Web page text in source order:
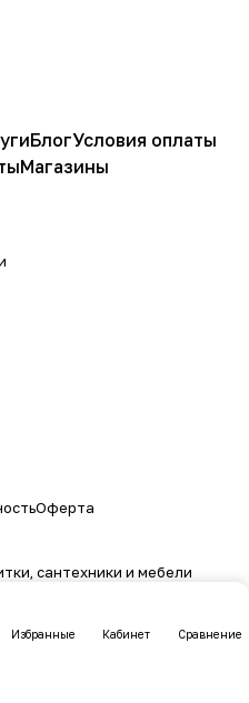
Избранные Кабинет Сравнение
БлогУсловия оплаты
Магазины
Оферта
сантехники и мебели